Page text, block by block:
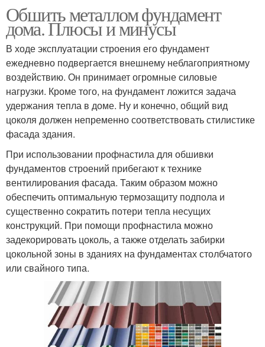
Обшить металлом фундамент
дома. Плюсы и минусы
В ходе эксплуатации строения его фундамент
ежедневно подвергается внешнему неблагоприятному
воздействию. Он принимает огромные силовые
нагрузки. Кроме того, на фундамент ложится задача
удержания тепла в доме. Ну и конечно, общий вид
цоколя должен непременно соответствовать стилистике
фасада здания.
При использовании профнастила для обшивки
фундаментов строений прибегают к технике
вентилирования фасада. Таким образом можно
обеспечить оптимальную термозащиту подпола и
существенно сократить потери тепла несущих
конструкций. При помощи профнастила можно
задекорировать цоколь, а также отделать забирки
цокольной зоны в зданиях на фундаментах столбчатого
или свайного типа.